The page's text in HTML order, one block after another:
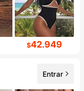
$42.949
Entrar